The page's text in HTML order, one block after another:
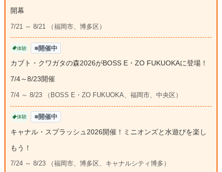
開幕
7/21 ～ 8/21 （福岡市、博多区）
体験 開催中
カブト・クワガタの森2026がBOSS E・ZO FUKUOKAに登場！
7/4～8/23開催
7/4 ～ 8/23 （BOSS E・ZO FUKUOKA、福岡市、中央区）
体験 開催中
キャナル・スプラッシュ2026開催！ミニオンズと水遊びを楽し
もう！
7/24 ～ 8/23 （福岡市、博多区、キャナルシティ博多）